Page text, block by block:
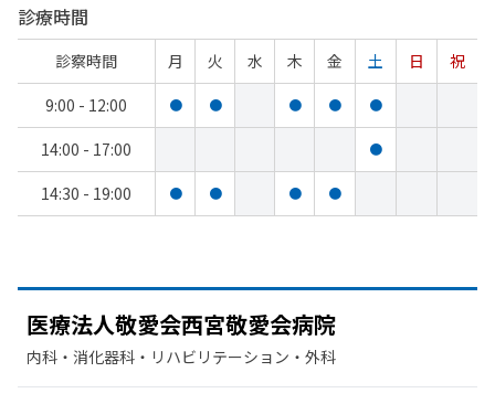
診療時間
診察時間 月 火 水 木 金 土 日
祝
9:00 - 12:00
● ● ● ● ●
14:00 - 17:00 ●
14:30 - 19:00 ● ● ● ●
医療法人敬愛会西宮敬愛会病院
内科・​消化器科・​リハビリテーション・​外科